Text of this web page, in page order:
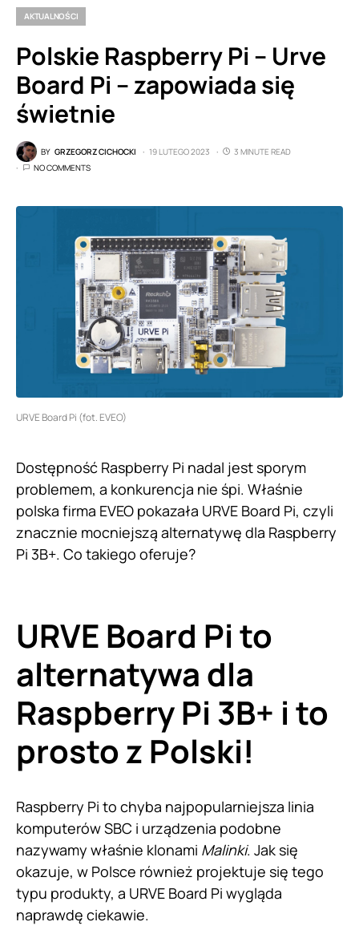
AKTUALNOŚCI
Polskie Raspberry Pi – Urve
Board Pi – zapowiada się
świetnie
BY GRZEGORZ CICHOCKI 19 LUTEGO 2023
3 MINUTE READ
NO COMMENTS
URVE Board Pi (fot. EVEO)
Dostępność Raspberry Pi nadal jest sporym
problemem, a konkurencja nie śpi. Właśnie
polska firma EVEO pokazała URVE Board Pi, czyli
znacznie mocniejszą alternatywę dla Raspberry
Pi 3B+. Co takiego oferuje?
URVE Board Pi to
alternatywa dla
Raspberry Pi 3B+ i to
prosto z Polski!
Raspberry Pi to chyba najpopularniejsza linia
komputerów SBC i urządzenia podobne
nazywamy właśnie klonami Malinki. Jak się
okazuje, w Polsce również projektuje się tego
typu produkty, a URVE Board Pi wygląda
naprawdę ciekawie.